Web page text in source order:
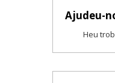
Ajudeu-
Heu